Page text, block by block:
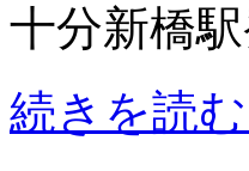
十分新橋
続きを読